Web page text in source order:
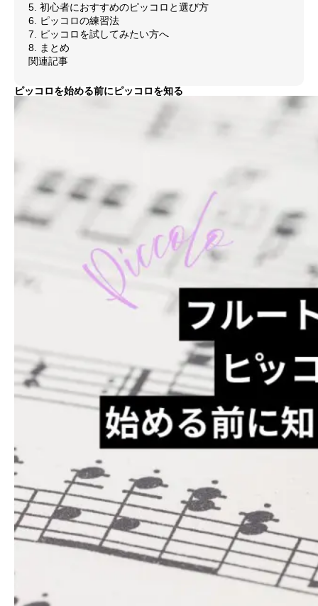
GALLERY
演奏動画
コンサート情報
お問い合わせ
個人情報保護方針
お問い合わせ 個人情報保護方針 特定商取引法 著作権
5. 初心者におすすめのピッコロと選び方
6. ピッコロの練習法
7. ピッコロを試してみたい方へ
8. まとめ
関連記事
ピッコロを始める前にピッコロを知る